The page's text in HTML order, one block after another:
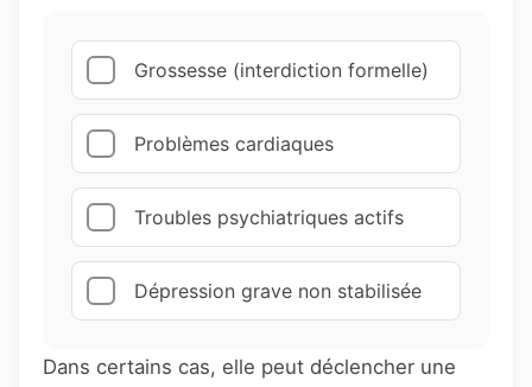
Grossesse (interdiction formelle)
Problèmes cardiaques
Troubles psychiatriques actifs
Dépression grave non stabilisée
Dans certains cas, elle peut déclencher une